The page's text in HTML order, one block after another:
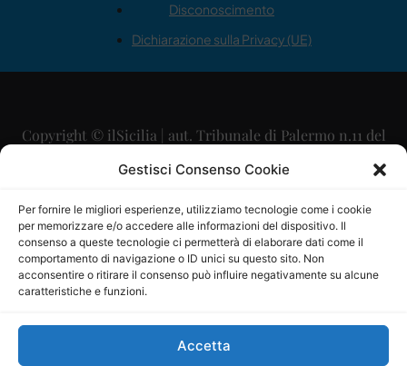
Gestisci Consenso Cookie
Per fornire le migliori esperienze, utilizziamo tecnologie come i cookie
per memorizzare e/o accedere alle informazioni del dispositivo. Il
consenso a queste tecnologie ci permetterà di elaborare dati come il
comportamento di navigazione o ID unici su questo sito. Non
acconsentire o ritirare il consenso può influire negativamente su alcune
caratteristiche e funzioni.
Accetta
Disconoscimento
Dichiarazione sulla Privacy (UE)
Copyright © ilSicilia | aut. Tribunale di Palermo n.11 del
29/09/2015
Direttore Editoriale: Maurizio Scaglione
Direttore Responsabile: Maria Calabrese
P.IVA: 06334930820